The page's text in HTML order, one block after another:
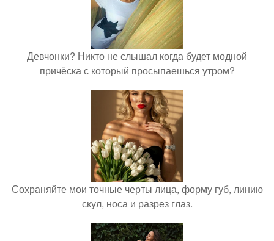
Девчонки? Никто не слышал когда будет модной
причёска с который просыпаешься утром?
Сохраняйте мои точные черты лица, форму губ, линию
скул, носа и разрез глаз.